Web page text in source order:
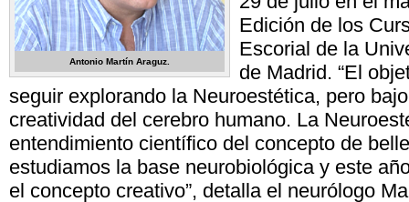
Antonio Martín Araguz.
Edición de los
Escorial de la
de Madrid. “El
seguir explorando la Neuroestética, pero
creatividad del cerebro humano. La
entendimiento científico del concepto de
estudiamos la base neurobiológica y este
el concepto creativo”, detalla el neurólogo